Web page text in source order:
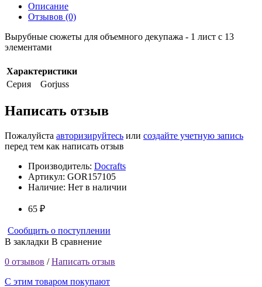
Описание
Отзывов (0)
Вырубные сюжеты для объемного декупажа - 1 лист с 13
элементами
Характеристики
Серия
Gorjuss
Написать отзыв
Пожалуйста авторизируйтесь или создайте учетную запись
перед тем как написать отзыв
Производитель: Docrafts
Артикул: GOR157105
Наличие: Нет в наличии
65 ₽
Сообщить о поступлении
В закладки В сравнение
0 отзывов /Написать отзыв
С этим товаром покупают